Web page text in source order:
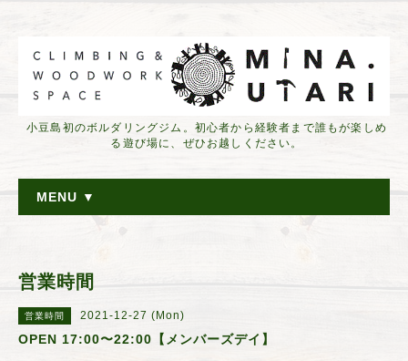
小豆島初のボルダリングジム。初心者から経験者まで誰もが楽しめ
る遊び場に、ぜひお越しください。
MENU ▼
営業時間
営業時間 2021-12-27 (Mon)
OPEN 17:00〜22:00【メンバーズデイ】